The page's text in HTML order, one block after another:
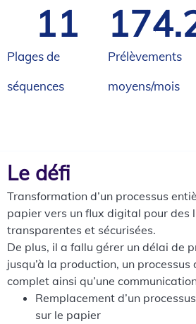
Plages de
séquences
11
Prélèvements
moyens/mois
Le défi
Transformation d’un processus
papier vers un flux digital pour des
transparentes et sécurisées.
De plus, il a fallu gérer un délai de
jusqu’à la production, un
complet ainsi qu’une
Remplacement d’un
sur le papier